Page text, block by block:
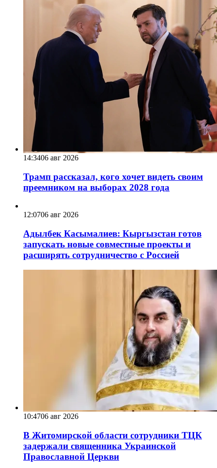
14:3406 авг 2026
Трамп рассказал, кого хочет видеть своим
преемником на выборах 2028 года
12:0706 авг 2026
Адылбек Касымалиев: Кыргызстан готов
запускать новые совместные проекты и
расширять сотрудничество с Россией
10:4706 авг 2026
В Житомирской области сотрудники ТЦК
задержали священника Украинской
Православной Церкви